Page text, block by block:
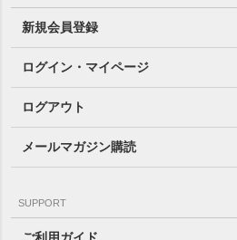
新規会員登録
ログイン・マイページ
ログアウト
メールマガジン購読
SUPPORT